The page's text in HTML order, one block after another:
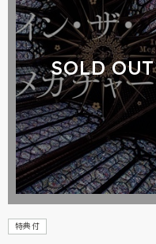
SOLD OUT
特典付